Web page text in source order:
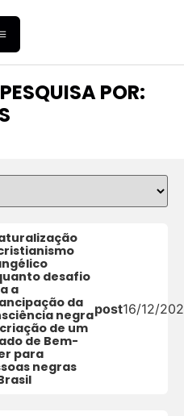
POR:
desafio
a
da
negra
de um
de Bem-
para
negras
post16/12/